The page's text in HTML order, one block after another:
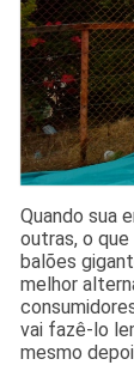
Quando sua
outras, o
balões
melhor
vai fazê-lo
mesmo